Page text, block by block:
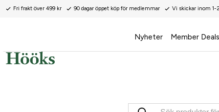
Fri frakt över 499 kr 90 dagar öppet köp för medlemmar Vi skickar inom 1-
Nyheter Member Deals